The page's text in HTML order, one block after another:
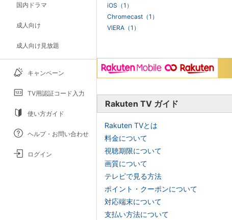
国内ドラマ
成人向け
成人向け見放題
キャンペーン
TV用認証コード入力
使い方ガイド
ヘルプ・お問い合わせ
ログイン
iOS（1）
Chromecast（1）
VIERA（1）
Rakuten TV ガイド
Rakuten TVとは
料金について
視聴期限について
画質について
テレビで見る方法
ポイント・クーポンについて
対応端末について
支払い方法について